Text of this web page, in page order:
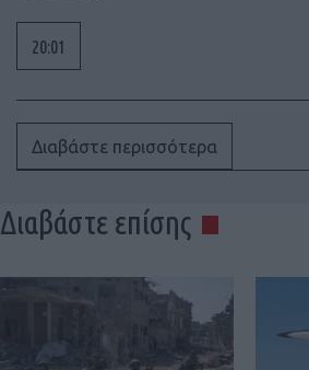
20:01
Διαβάστε περισσότερα
Διαβάστε επίσης